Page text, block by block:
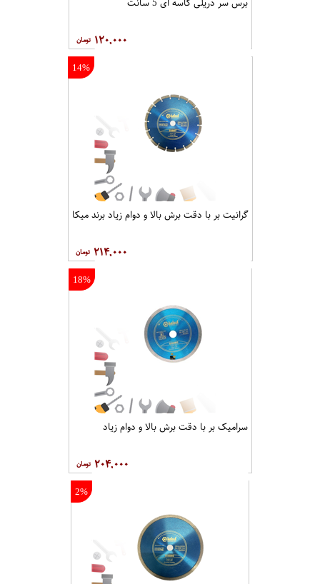
۱۲۰,۰۰۰
14%
گرانیت بر با دقت برش بالا و دوام زیاد برند میکا
۲۱۴,۰۰۰
18%
سرامیک بر با دقت برش بالا و دوام زیاد
۲۰۴,۰۰۰
2%